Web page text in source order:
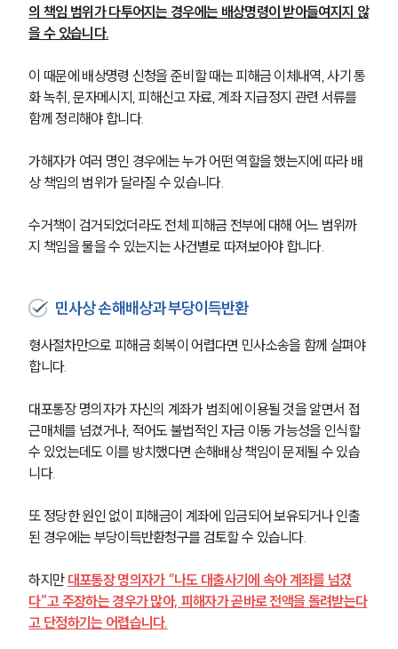
그룹소개
대륜의 강점
오시는 길
글로벌 파트너 로펌
통합검색
AI대륜
형사 주요 업무사례
사례분석/최신동향
형사 법률정보
법률지식인
업무분야
형사그룹 업무
전체
의 책임 범위가 다투어지는 경우에는 배상명령이 받아들여지지 않
을 수 있습니다.
이 때문에 배상명령 신청을 준비할 때는 피해금 이체내역, 사기 통
화 녹취, 문자메시지, 피해신고 자료, 계좌 지급정지 관련 서류를
함께 정리해야 합니다.
가해자가 여러 명인 경우에는 누가 어떤 역할을 했는지에 따라 배
상 책임의 범위가 달라질 수 있습니다.
수거책이 검거되었더라도 전체 피해금 전부에 대해 어느 범위까
지 책임을 물을 수 있는지는 사건별로 따져보아야 합니다.
민사상 손해배상과 부당이득반환
형사절차만으로 피해금 회복이 어렵다면 민사소송을 함께 살펴야
합니다.
대포통장 명의자가 자신의 계좌가 범죄에 이용될 것을 알면서 접
근매체를 넘겼거나, 적어도 불법적인 자금 이동 가능성을 인식할
수 있었는데도 이를 방치했다면 손해배상 책임이 문제될 수 있습
니다.
또 정당한 원인 없이 피해금이 계좌에 입금되어 보유되거나 인출
된 경우에는 부당이득반환청구를 검토할 수 있습니다.
하지만 대포통장 명의자가 “나도 대출사기에 속아 계좌를 넘겼
다”고 주장하는 경우가 많아, 피해자가 곧바로 전액을 돌려받는다
고 단정하기는 어렵습니다.